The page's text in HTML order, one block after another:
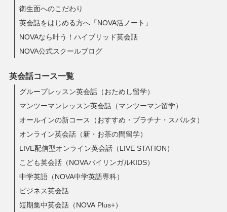
衛生面へのこだわり
英会話をはじめる方へ「NOVA活ノート」
NOVAなら叶う！ハイブリッド英会話
NOVA公式スクールブログ
英会話コース一覧
グループレッスン英会話（おためし留学）
マンツーマンレッスン英会話（マンツーマン留学）
オールインの新コース（おすすめ・プラチナ・スパルタ）
オンライン英会話（新・お茶の間留学）
LIVE配信型オンライン英会話（LIVE STATION）
こども英会話（NOVAバイリンガルKIDS）
中学英語（NOVA中学英語専科）
ビジネス英会話
短期集中英会話（NOVA Plus+）